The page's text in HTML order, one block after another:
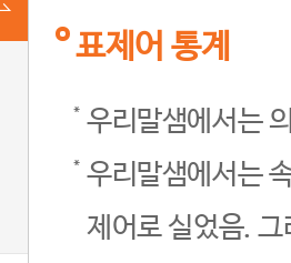
표제어 통계
우리말샘에서는
우리말샘에서는
제어로 실었음.